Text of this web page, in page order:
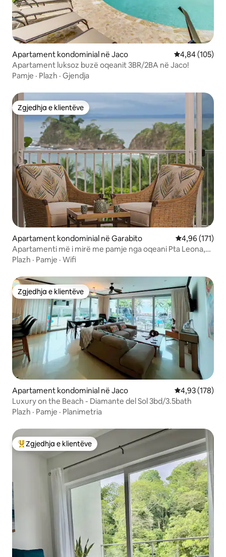
Apartament kondominial në Jaco Vlerësimi
4,84 (105)
Apartament luksoz buzë oqeanit 3BR/2BA në Jaco!
Pamje · Plazh · Gjendja
Zgjedhja e klientëve
Zgjedhja e klientëve
Apartament kondominial në Garabito Vlerësimi
4,96 (171)
Apartamenti më i mirë me pamje nga oqeani Pta Leona,
hyrje direkte në plazh
Plazh · Pamje · Wifi
Zgjedhja e klientëve
Zgjedhja e klientëve
Apartament kondominial në Jaco Vlerësimi
4,93 (178)
Luxury on the Beach - Diamante del Sol 3bd/3.5bath
Plazh · Pamje · Planimetria
Më të mirat e zgjedhjeve të klientëve
Zgjedhja e klientëve